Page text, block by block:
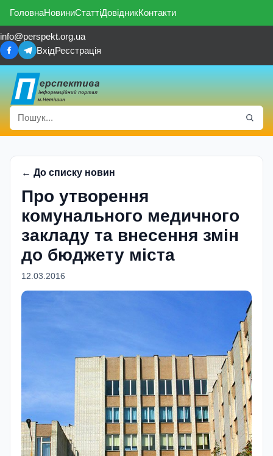
ГоловнаНовиниСтаттіДовідникКонтакти
info@perspekt.org.ua
ВхідРеєстрація
← До списку новин
Про утворення
комунального медичного
закладу та внесення змiн
до бюджету мiста
12.03.2016